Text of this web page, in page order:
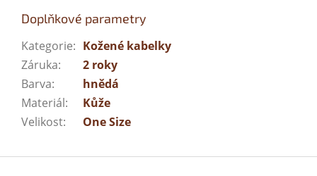
Doplňkové parametry
Kategorie: Kožené kabelky
Záruka:
2 roky
Barva:
hnědá
Materiál:
Kůže
Velikost: One Size